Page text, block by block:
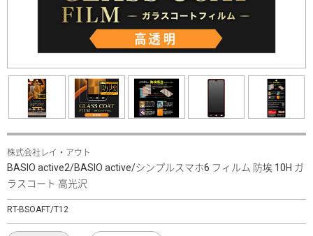
株式会社レイ・アウト
BASIO active2/BASIO active/シンプルスマホ6 フィルム 防埃 10H ガ
ラスコート 高光沢
RT-BSOAFT/T12